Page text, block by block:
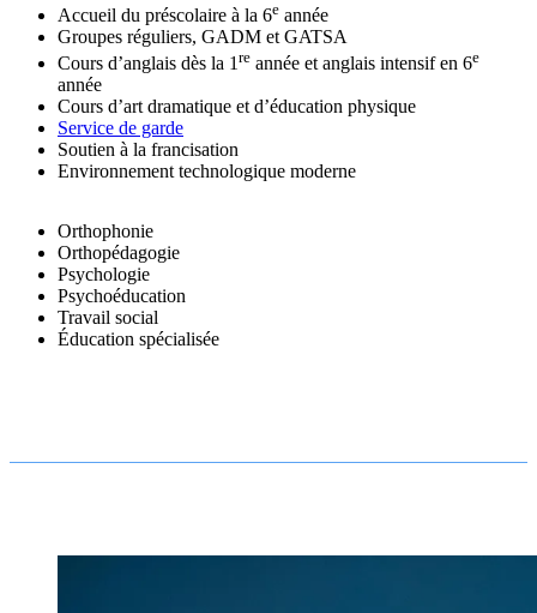
Accueil du préscolaire à la 6e année
Groupes réguliers, GADM et GATSA
Cours d’anglais dès la 1 re année et anglais intensif en 6e
année
Cours d’art dramatique et d’éducation physique
Service de garde
Soutien à la francisation
Environnement technologique moderne
Orthophonie
Orthopédagogie
Psychologie
Psychoéducation
Travail social
Éducation spécialisée